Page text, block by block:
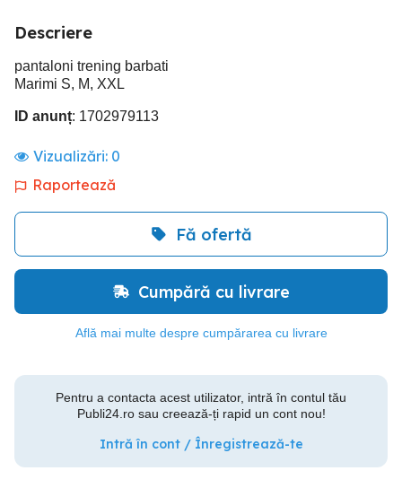
Descriere
pantaloni trening barbati
Marimi S, M, XXL
ID anunț: 1702979113
Vizualizări: 0
Raportează
Fă ofertă
Cumpără cu livrare
Află mai multe despre cumpărarea cu livrare
Pentru a contacta acest utilizator, intră în contul tău
Publi24.ro sau creează-ți rapid un cont nou!
Intră în cont / Înregistrează-te